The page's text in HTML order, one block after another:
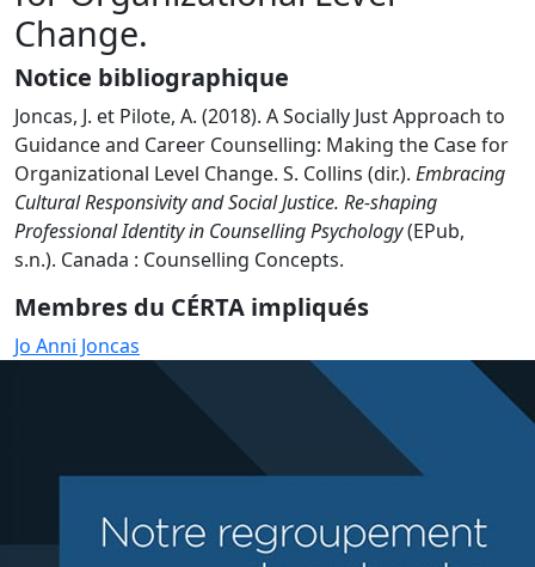
Change.
Notice bibliographique
Joncas, J. et Pilote, A. (2018). A Socially Just Approach to
Guidance and Career Counselling: Making the Case for
Organizational Level Change. S. Collins (dir.). Embracing
Cultural Responsivity and Social Justice. Re-shaping
Professional Identity in Counselling Psychology(EPub,
s.n.). Canada : Counselling Concepts.
Membres du CÉRTA impliqués
Jo Anni Joncas